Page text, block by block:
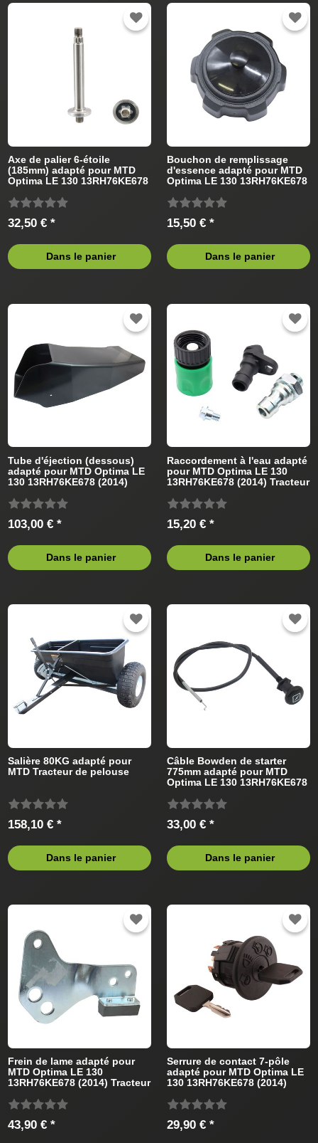
Axe de palier 6-étoile
(185mm) adapté pour MTD
Optima LE 130 13RH76KE678
32,50 € *
Dans le panier
Bouchon de remplissage
d'essence adapté pour MTD
Optima LE 130 13RH76KE678
15,50 € *
Dans le panier
Tube d'éjection (dessous)
adapté pour MTD Optima LE
130 13RH76KE678 (2014)
103,00 € *
Dans le panier
Raccordement à l'eau adapté
pour MTD Optima LE 130
13RH76KE678 (2014) Tracteur
15,20 € *
Dans le panier
Salière 80KG adapté pour
MTD Tracteur de pelouse
158,10 € *
Dans le panier
Câble Bowden de starter
775mm adapté pour MTD
Optima LE 130 13RH76KE678
33,00 € *
Dans le panier
Frein de lame adapté pour
MTD Optima LE 130
13RH76KE678 (2014) Tracteur
43,90 € *
Serrure de contact 7-pôle
adapté pour MTD Optima LE
130 13RH76KE678 (2014)
29,90 € *